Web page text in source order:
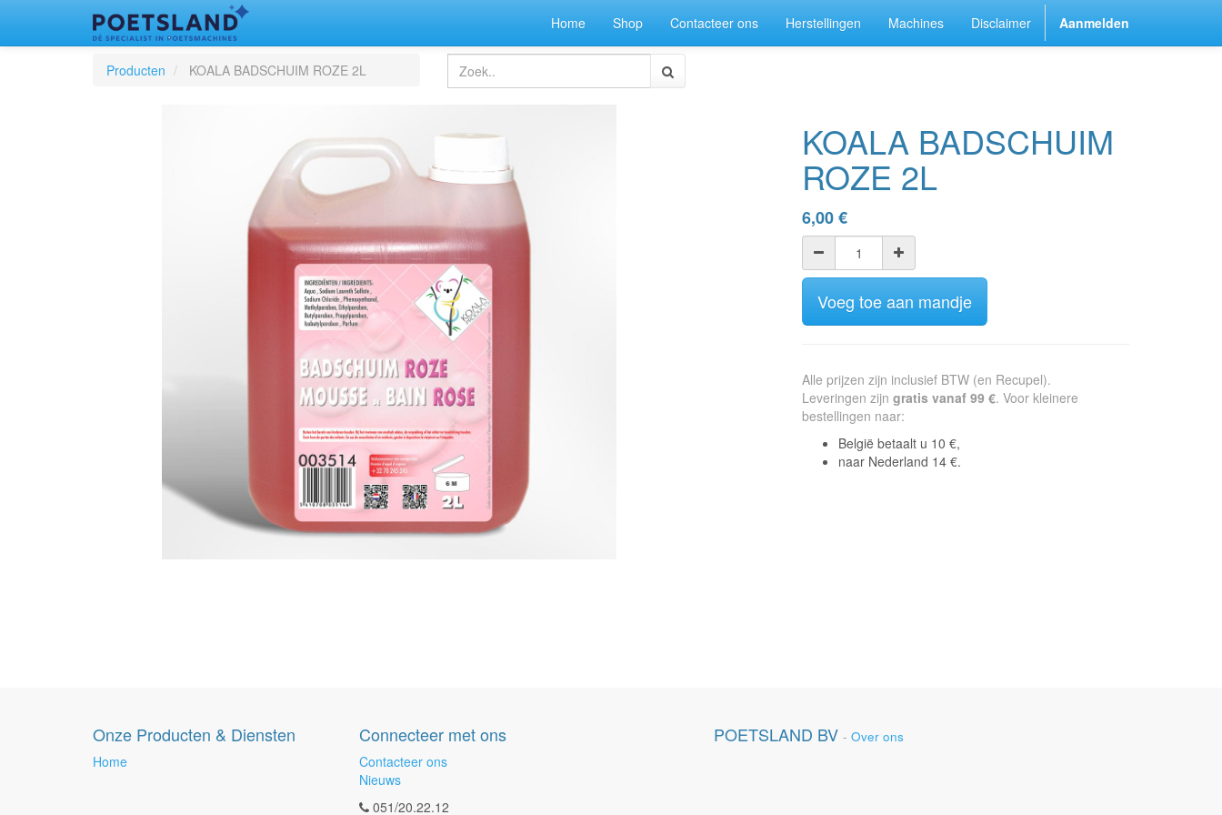
Home Shop Contacteer ons Herstellingen Machines Disclaimer Aanmelden
Producten KOALA BADSCHUIM ROZE 2L
KOALA BADSCHUIM
ROZE 2L
6,00€
Voeg toe aan mandje
Alle prijzen zijn inclusief BTW (en Recupel).
Leveringen zijn gratis vanaf 99 €. Voor kleinere
bestellingen naar:
België betaalt u 10 €,
naar Nederland 14 €.
Onze Producten & Diensten
Home
Connecteer met ons
Contacteer ons
Nieuws
051/20.22.12
POETSLAND BV - Over ons